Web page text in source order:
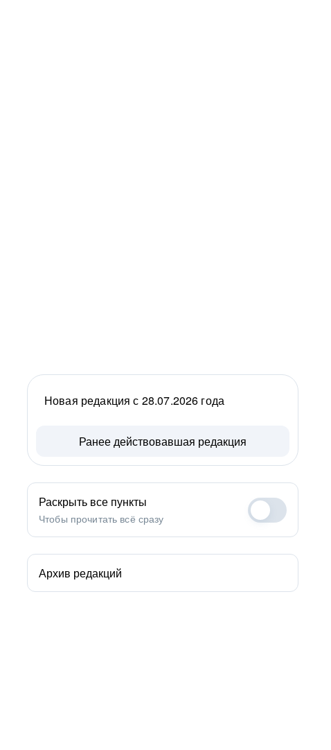
Новая редакция с 28.07.2026 года
Ранее действовавшая редакция
Раскрыть все пункты
Чтобы прочитать всё сразу
Архив редакций